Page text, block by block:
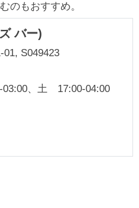
のもおすすめ。
バー)
S049423
、土 17:00-04:00